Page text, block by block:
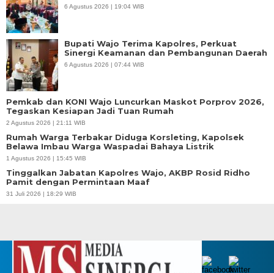
6 Agustus 2026 | 19:04 WIB
Bupati Wajo Terima Kapolres, Perkuat
Sinergi Keamanan dan Pembangunan Daerah
6 Agustus 2026 | 07:44 WIB
Pemkab dan KONI Wajo Luncurkan Maskot Porprov 2026,
Tegaskan Kesiapan Jadi Tuan Rumah
2 Agustus 2026 | 21:11 WIB
Rumah Warga Terbakar Diduga Korsleting, Kapolsek
Belawa Imbau Warga Waspadai Bahaya Listrik
1 Agustus 2026 | 15:45 WIB
Tinggalkan Jabatan Kapolres Wajo, AKBP Rosid Ridho
Pamit dengan Permintaan Maaf
31 Juli 2026 | 18:29 WIB